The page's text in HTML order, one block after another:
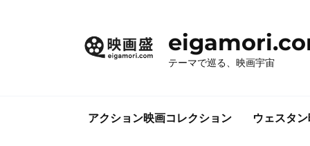
テーマで巡る、映画宇宙
アクション映画コレクション ウェスタ